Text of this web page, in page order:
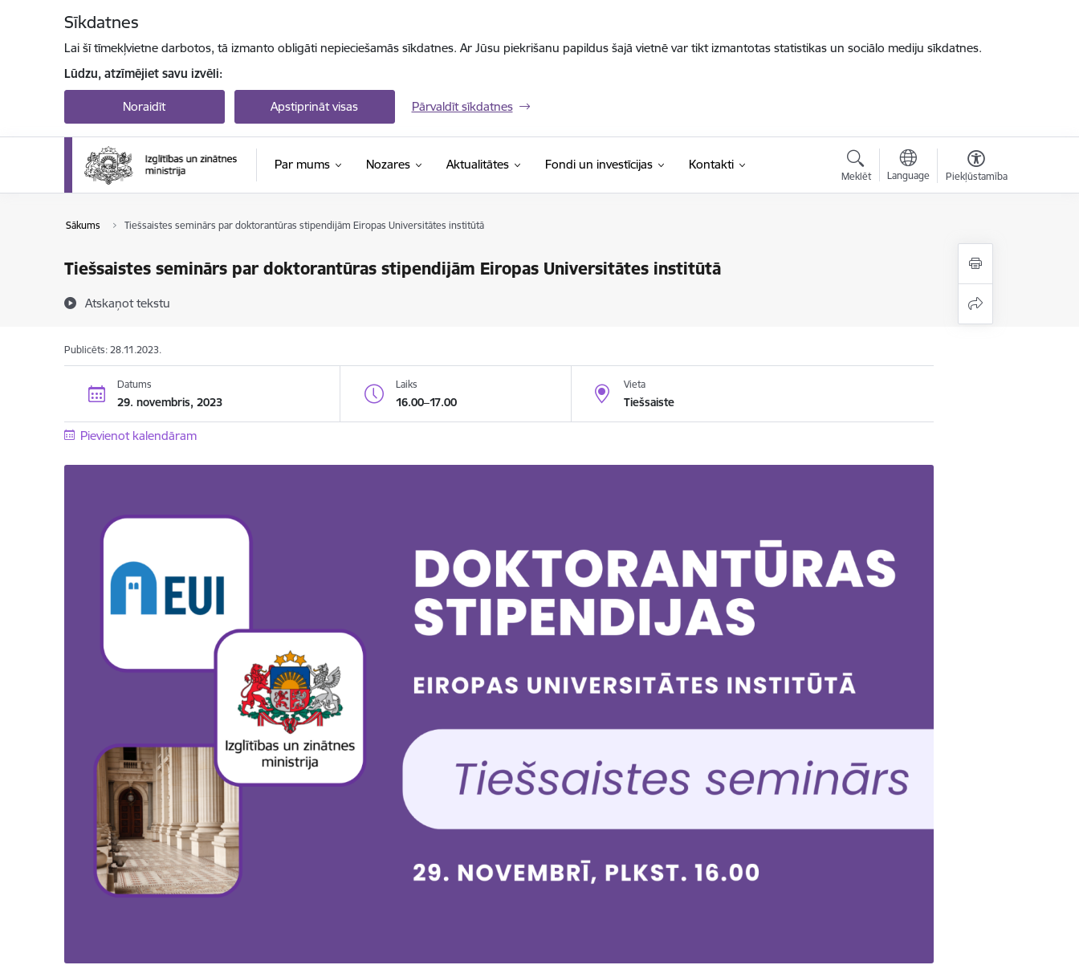
Sīkdatnes
Lai šī tīmekļvietne darbotos, tā izmanto obligāti nepieciešamās sīkdatnes. Ar Jūsu piekrišanu papildus šajā vietnē var tikt izmantotas statistikas un sociālo mediju sīkdatnes.
Lūdzu, atzīmējiet savu izvēli:
Noraidīt Apstiprināt visas Pārvaldīt sīkdatnes
Par mums Nozares Aktualitātes Fondi un investīcijas Kontakti
Meklēt Language Piekļūstamība
Sākums Tiešsaistes seminārs par doktorantūras stipendijām Eiropas Universitātes institūtā
Tiešsaistes seminārs par doktorantūras stipendijām Eiropas Universitātes institūtā
Atskaņot tekstu
Publicēts: 28.11.2023.
Datums
29. novembris, 2023
Laiks
16.00–17.00
Vieta
Tiešsaiste
Pievienot kalendāram